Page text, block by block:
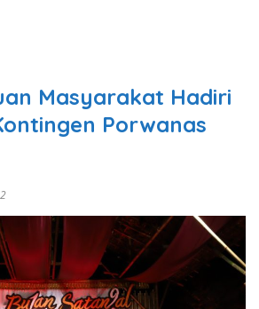
Masyarakat Hadiri
Porwanas